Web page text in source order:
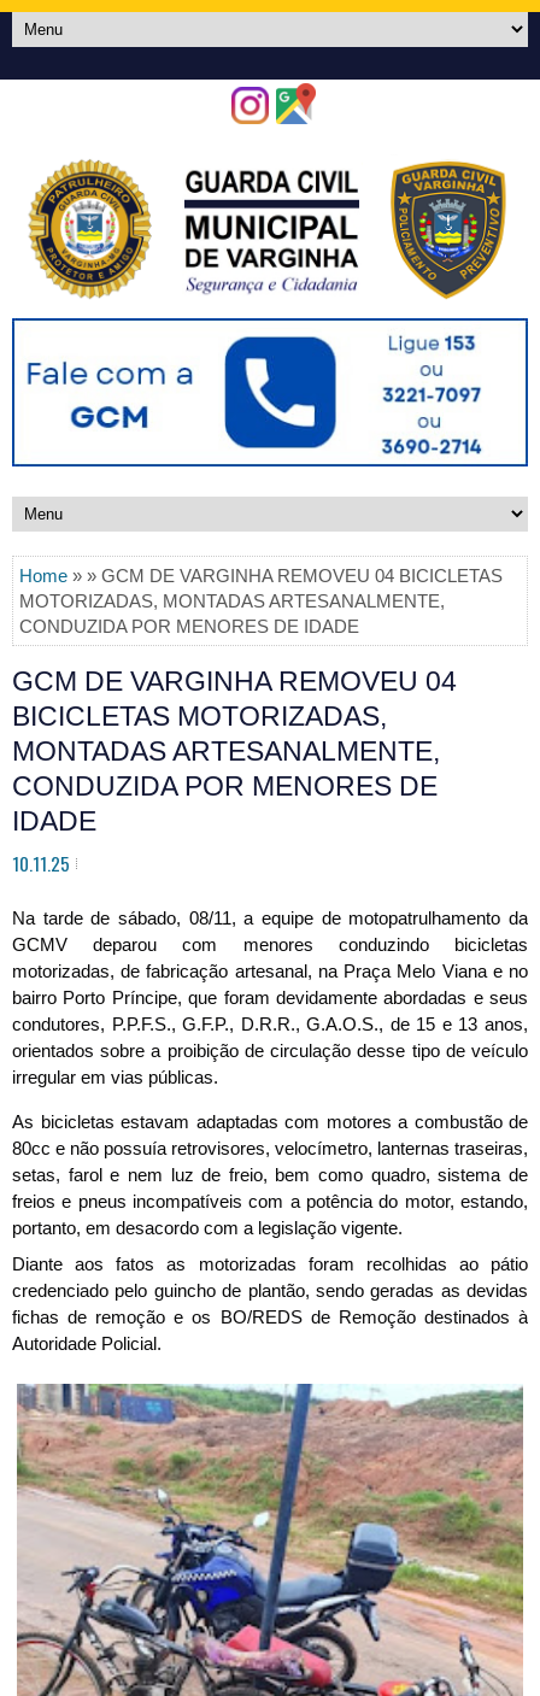
Home » » GCM DE VARGINHA REMOVEU 04 BICICLETAS
MOTORIZADAS, MONTADAS ARTESANALMENTE,
CONDUZIDA POR MENORES DE IDADE
GCM DE VARGINHA REMOVEU 04
BICICLETAS MOTORIZADAS,
MONTADAS ARTESANALMENTE,
CONDUZIDA POR MENORES DE
IDADE
10.11.25
Na tarde de sábado, 08/11, a equipe de motopatrulhamento da
GCMV deparou com menores conduzindo bicicletas
motorizadas, de fabricação artesanal, na Praça Melo Viana e no
bairro Porto Príncipe, que foram devidamente abordadas e seus
condutores, P.P.F.S., G.F.P., D.R.R., G.A.O.S., de 15 e 13 anos,
orientados sobre a proibição de circulação desse tipo de veículo
irregular em vias públicas.
As bicicletas estavam adaptadas com motores a combustão de
80cc e não possuía retrovisores, velocímetro, lanternas traseiras,
setas, farol e nem luz de freio, bem como quadro, sistema de
freios e pneus incompatíveis com a potência do motor, estando,
portanto, em desacordo com a legislação vigente.
Diante aos fatos as motorizadas foram recolhidas ao pátio
credenciado pelo guincho de plantão, sendo geradas as devidas
fichas de remoção e os BO/REDS de Remoção destinados à
Autoridade Policial.